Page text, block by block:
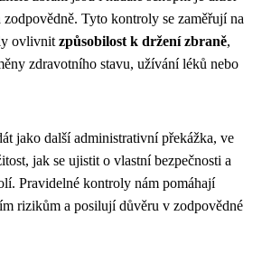
zodpovědně. Tyto kontroly se zaměřují na
ovlivnit způsobilost k držení zbraně,
zdravotního stavu, užívání léků nebo
jako další administrativní překážka, ve
jak se ujistit o vlastní bezpečnosti a
Pravidelné kontroly nám pomáhají
rizikům a posilují důvěru v zodpovědné